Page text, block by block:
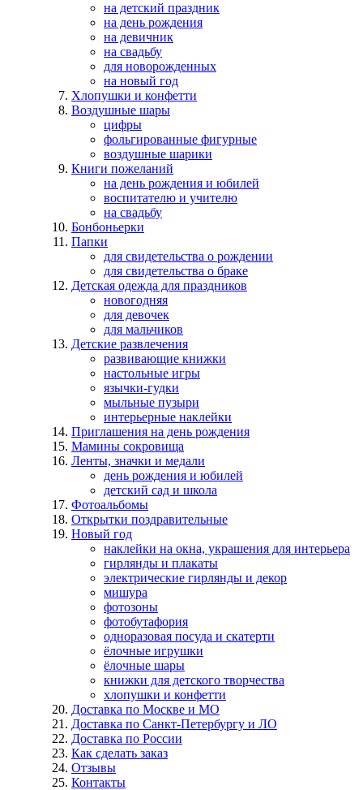
на детский праздник
на день рождения
на девичник
на свадьбу
для новорожденных
на новый год
Хлопушки и конфетти
Воздушные шары
цифры
фольгированные фигурные
воздушные шарики
Книги пожеланий
на день рождения и юбилей
воспитателю и учителю
на свадьбу
Бонбоньерки
Папки
для свидетельства о рождении
для свидетельства о браке
Детская одежда для праздников
новогодняя
для девочек
для мальчиков
Детские развлечения
развивающие книжки
настольные игры
язычки-гудки
мыльные пузыри
интерьерные наклейки
Приглашения на день рождения
Мамины сокровища
Ленты, значки и медали
день рождения и юбилей
детский сад и школа
Фотоальбомы
Открытки поздравительные
Новый год
наклейки на окна, украшения для интерьера
гирлянды и плакаты
электрические гирлянды и декор
мишура
фотозоны
фотобутафория
одноразовая посуда и скатерти
ёлочные игрушки
ёлочные шары
книжки для детского творчества
хлопушки и конфетти
Доставка по Москве и МО
Доставка по Санкт-Петербургу и ЛО
Доставка по России
Как сделать заказ
Отзывы
Контакты